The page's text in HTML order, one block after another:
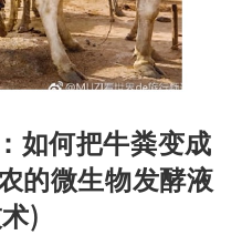
何把牛粪变成
的微生物发酵液
)